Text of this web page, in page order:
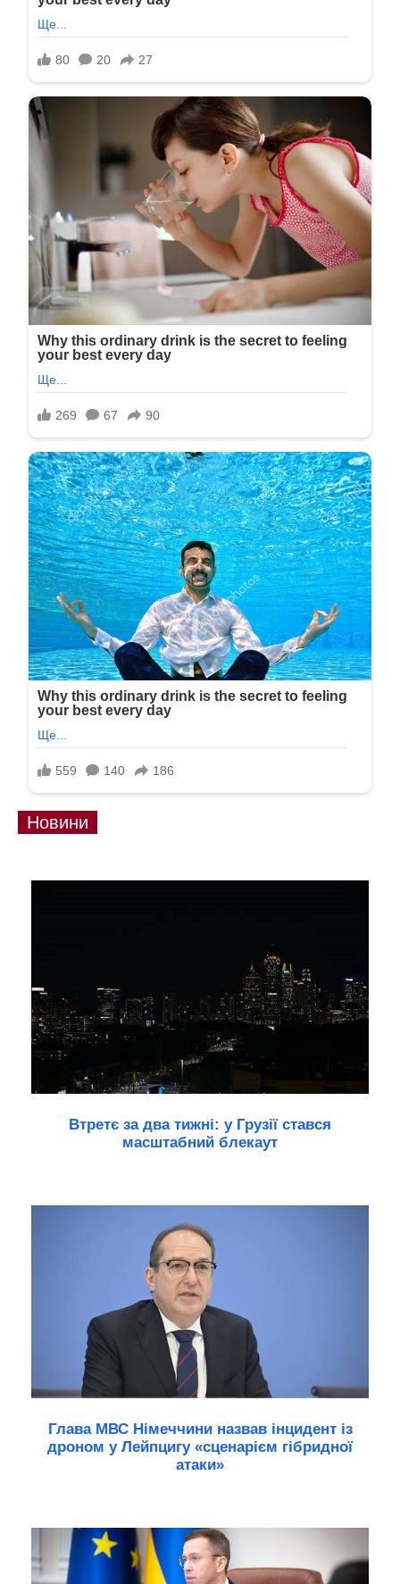
Новини
Втретє за два тижні: у Грузії стався
масштабний блекаут
Глава МВС Німеччини назвав інцидент із
дроном у Лейпцигу «сценарієм гібридної
атаки»